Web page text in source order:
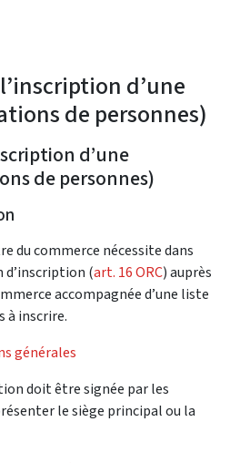
d’une
de personnes)
d’une
de personnes)
du commerce nécessite dans
d’inscription (art. 16 ORC) auprès
accompagnée d’une liste
à inscrire.
générales
doit être signée par les
le siège principal ou la